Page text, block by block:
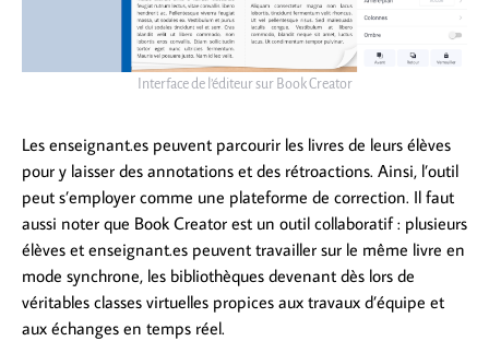
Interface de l’éditeur sur Book Creator
Les enseignant.es peuvent parcourir les livres de leurs élèves
pour y laisser des annotations et des rétroactions. Ainsi, l’outil
peut s’employer comme une plateforme de correction. Il faut
aussi noter que Book Creator est un outil collaboratif : plusieurs
élèves et enseignant.es peuvent travailler sur le même livre en
mode synchrone, les bibliothèques devenant dès lors de
véritables classes virtuelles propices aux travaux d’équipe et
aux échanges en temps réel.